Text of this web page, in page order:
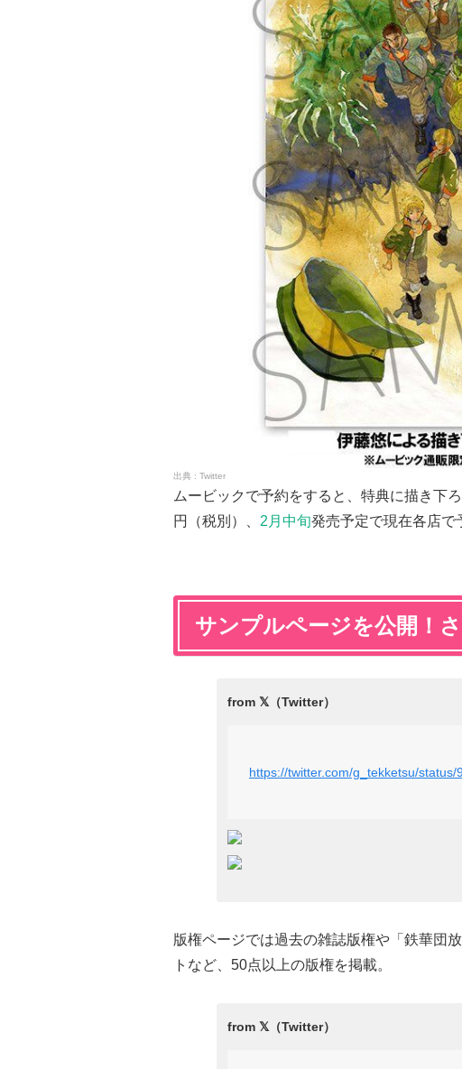
Twitter
ムービックで予約をすると、特典に描き下
円（税別）、 2月中旬発売予定で現在各店で
サンプルページを公開！
https://twitter.com/g_tekketsu/
版権ページでは過去の雑誌版権や「鉄華団
トなど、50点以上の版権を掲載。